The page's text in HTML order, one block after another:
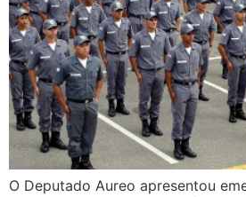
O Deputado Aureo apresentou